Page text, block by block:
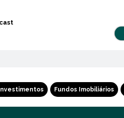
Fundos Imobiliários